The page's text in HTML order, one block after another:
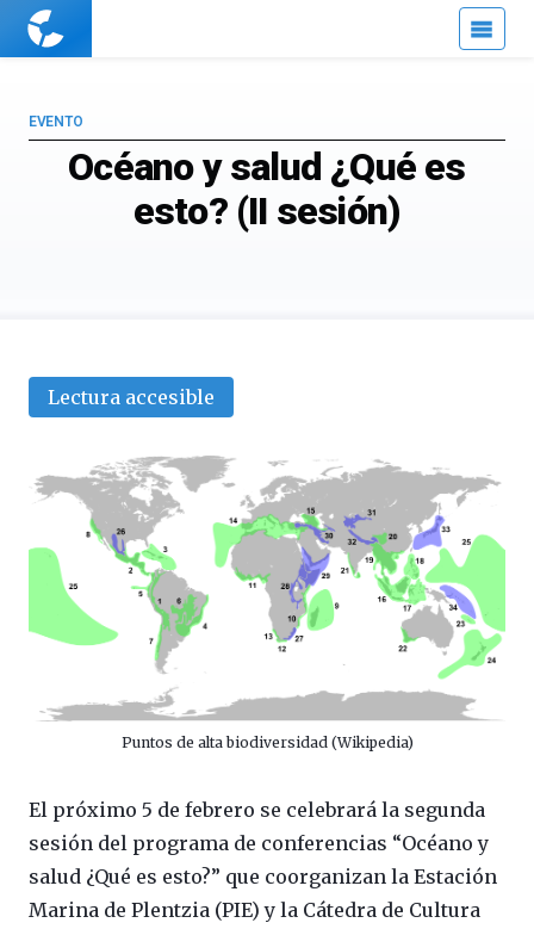
Cuaderno
Océano y salud ¿Qué es
esto? (II sesión)
EVENTO
Lectura accesible
Puntos de alta biodiversidad (Wikipedia)
El próximo 5 de febrero se celebrará la segunda
sesión del programa de conferencias “Océano y
salud ¿Qué es esto?” que coorganizan la Estación
Marina de Plentzia (PIE) y la Cátedra de Cultura